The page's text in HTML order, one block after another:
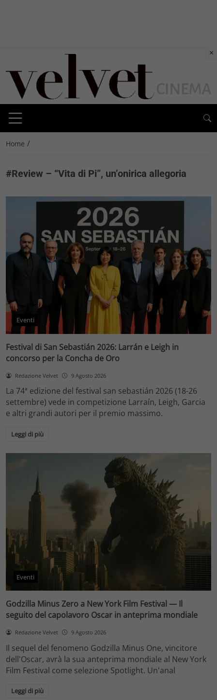
Home /
#Review – “Vita di Pi”, un’onirica allegoria
Eventi
Festival di San Sebastián 2026: Larrán e Leigh in
concorso per la Concha de Oro
Redazione Velvet 9 Agosto 2026
La 74ª edizione del festival san sebastián 2026 (18-26
settembre) vede in competizione Larraín, Leigh, Garcia
e altri grandi autori per il premio massimo.
Leggi di più
Eventi
Godzilla Minus Zero a New York Film Festival — Il
seguito del capolavoro Oscar in anteprima mondiale
Redazione Velvet 9 Agosto 2026
Il sequel del fenomeno Godzilla Minus One, vincitore
dell'Oscar, avrà la sua anteprima mondiale al New York
Film Festival come selezione Spotlight. Un'anal
Leggi di più
×